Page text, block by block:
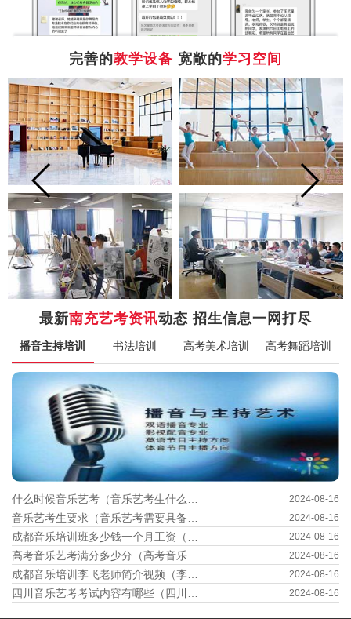
完善的教学设备 宽敞的学习空间
最新南充艺考资讯动态 招生信息一网打尽
播音主持培训 书法培训 高考美术培训 高考舞蹈培训
什么时候音乐艺考（音乐艺考生什么时候考试） 2024-08-16
音乐艺考生要求（音乐艺考需要具备哪些条件） 2024-08-16
成都音乐培训班多少钱一个月工资（成都 音乐培训） 2024-08-16
高考音乐艺考满分多少分（高考音乐艺考满分多少分数） 2024-08-16
成都音乐培训李飞老师简介视频（李飞cd） 2024-08-16
四川音乐艺考考试内容有哪些（四川音乐艺考时间查询） 2024-08-16